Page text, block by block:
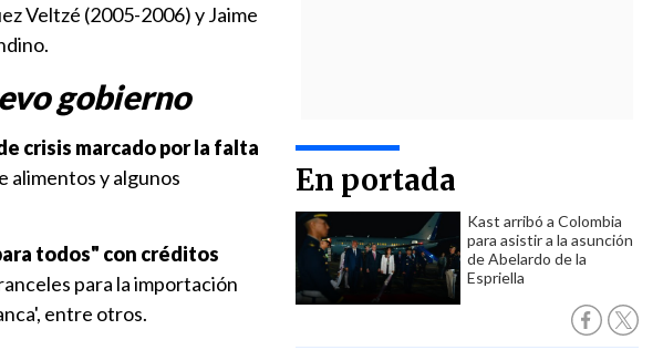
En portada
Kast arribó a Colombia
para asistir a la asunción
de Abelardo de la
Espriella
Veltzé (2005-2006) y Jaime
gobierno
crisis marcado por la falta
alimentos y algunos
todos" con créditos
para la importación
entre otros.